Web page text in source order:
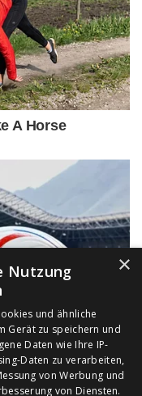
×
Nutzung
und ähnliche
Gerät zu speichern und
Daten wie Ihre IP-
Daten zu verarbeiten,
von Werbung und
von Diensten.